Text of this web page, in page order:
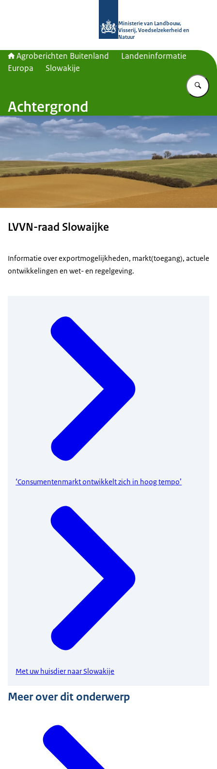
Ministerie van Landbouw,
Visserij, Voedselzekerheid en
Natuur
Agroberichten Buitenland
Landeninformatie
Europa
Slowakije
Achtergrond
LVVN-raad Slowaijke
Informatie over exportmogelijkheden, markt(toegang), actuele
ontwikkelingen en wet- en regelgeving.
‘Consumentenmarkt ontwikkelt zich in hoog tempo’
Met uw huisdier naar Slowakije
Meer over dit onderwerp